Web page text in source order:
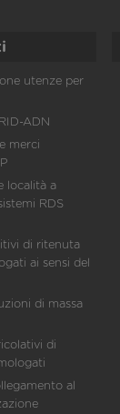
utenze per
ADN
merci
località a
RDS
di ritenuta
ai sensi del
di massa
di
al